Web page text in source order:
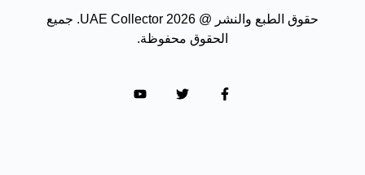
حقوق الطبع والنشر @ 2026 UAE Collector. جميع
الحقوق محفوظة.